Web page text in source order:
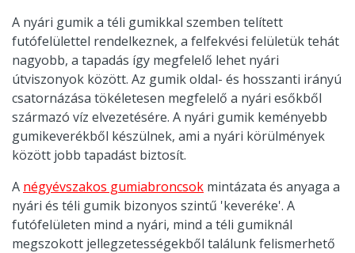
A nyári gumik a téli gumikkal szemben telített
futófelülettel rendelkeznek, a felfekvési felületük tehát
nagyobb, a tapadás így megfelelő lehet nyári
útviszonyok között. Az gumik oldal- és hosszanti irányú
csatornázása tökéletesen megfelelő a nyári esőkből
származó víz elvezetésére. A nyári gumik keményebb
gumikeverékből készülnek, ami a nyári körülmények
között jobb tapadást biztosít.
A négyévszakos gumiabroncsok mintázata és anyaga a
nyári és téli gumik bizonyos szintű 'keveréke'. A
futófelületen mind a nyári, mind a téli gumiknál
megszokott jellegzetességekből találunk felismerhető